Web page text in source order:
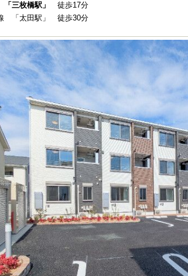
「三枚橋駅」
徒歩17分
「太田駅」 徒歩30分